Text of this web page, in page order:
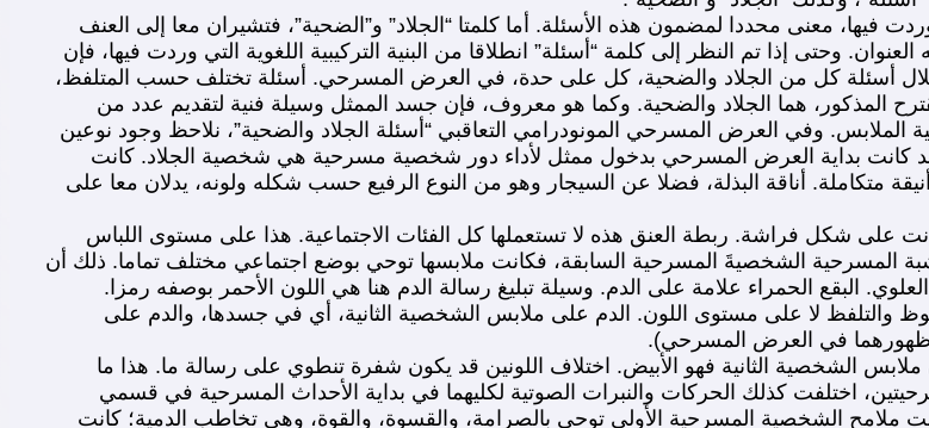
وردت فيها، معنى محددا لمضمون هذه الأسئلة. أما كلمتا “الجلاد” و”الضحية”، فتشيران معا إلى العنف
وحتى إذا تم النظر إلى كلمة “أسئلة” انطلاقا من البنية التركيبية اللغوية التي وردت فيها، فإن
أسئلة كل من الجلاد والضحية، كل على حدة، في العرض المسرحي. أسئلة تختلف حسب المتلفظ،
المذكور، هما الجلاد والضحية. وكما هو معروف، فإن جسد الممثل وسيلة فنية لتقديم عدد من
الملابس. وفي العرض المسرحي المونودرامي التعاقبي “أسئلة الجلاد والضحية”، نلاحظ وجود نوعين
كانت بداية العرض المسرحي بدخول ممثل لأداء دور شخصية مسرحية هي شخصية الجلاد. كانت
متكاملة. أناقة البذلة، فضلا عن السيجار وهو من النوع الرفيع حسب شكله ولونه، يدلان معا على
على شكل فراشة. ربطة العنق هذه لا تستعملها كل الفئات الاجتماعية. هذا على مستوى اللباس
المسرحية الشخصيةَ المسرحية السابقة، فكانت ملابسها توحي بوضع اجتماعي مختلف تماما. ذلك أن
البقع الحمراء علامة على الدم. وسيلة تبليغ رسالة الدم هنا هي اللون الأحمر بوصفه رمزا.
والتلفظ لا على مستوى اللون. الدم على ملابس الشخصية الثانية، أي في جسدها، والدم على
ظهورهما في العرض المسرحي).
الشخصية الثانية فهو الأبيض. اختلاف اللونين قد يكون شفرة تنطوي على رسالة ما. هذا ما
اختلفت كذلك الحركات والنبرات الصوتية لكليهما في بداية الأحداث المسرحية في قسمي
الشخصية المسرحية الأولى توحي بالصرامة، والقسوة، والقوة، وهي تخاطب الدمية؛ كانت